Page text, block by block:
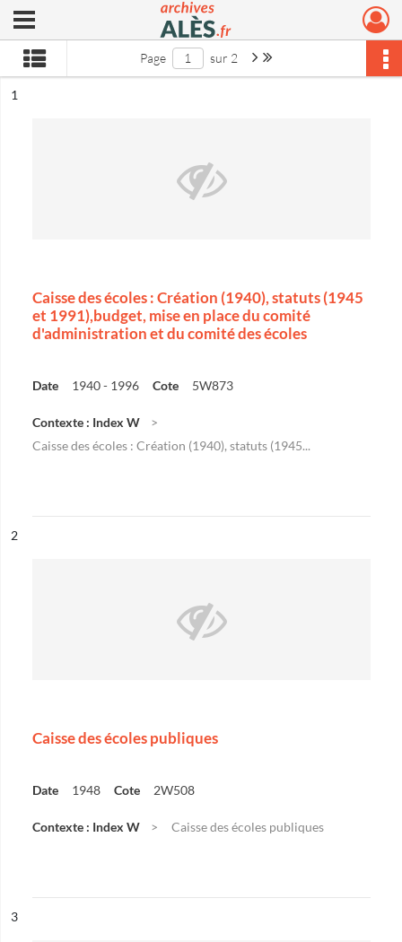
Archives municipales d'Alès
Ouvrir le menu déroulant
Page sur 2 Page suivante : 1/2
n°
1
Caisse des écoles : Création (1940), statuts (1945
et 1991),budget, mise en place du comité
d'administration et du comité des écoles
Date 1940 - 1996 Cote 5W873
Contexte : Index W
Caisse des écoles : Création (1940), statuts (1945...
n°
2
Caisse des écoles publiques
Date 1948 Cote 2W508
Contexte : Index W Caisse des écoles publiques
n°
3